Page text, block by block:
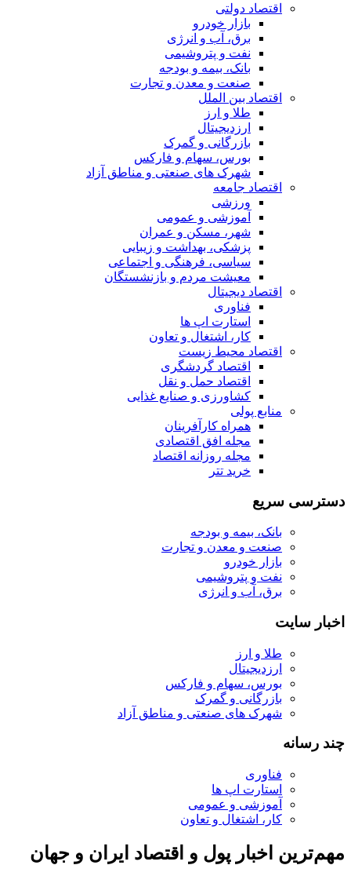
اقتصاد دولتی
بازار خودرو
برق، آب و انرژی
نفت و پتروشیمی
بانک، بیمه و بودجه
صنعت و معدن و تجارت
اقتصاد بین الملل
طلا و ارز
ارزدیجیتال
بازرگانی و گمرک
بورس، سهام و فارکس
شهرک های صنعتی و مناطق آزاد
اقتصاد جامعه
ورزشی
آموزشی و عمومی
شهر، مسکن و عمران
پزشکی، بهداشت و زیبایی
سیاسی، فرهنگی و اجتماعی
معیشت مردم و بازنشستگان
اقتصاد دیجیتال
فناوری
استارت اپ ها
کار، اشتغال و تعاون
اقتصاد محیط زیست
اقتصاد گردشگری
اقتصاد حمل و نقل
کشاورزی و صنایع غذایی
منابع پولی
همراه کارآفرینان
مجله افق اقتصادی
مجله روزانه اقتصاد
خرید تتر
دسترسی سریع
بانک، بیمه و بودجه
صنعت و معدن و تجارت
بازار خودرو
نفت و پتروشیمی
برق، آب و انرژی
اخبار سایت
طلا و ارز
ارزدیجیتال
بورس، سهام و فارکس
بازرگانی و گمرک
شهرک های صنعتی و مناطق آزاد
چند رسانه
فناوری
استارت اپ ها
آموزشی و عمومی
کار، اشتغال و تعاون
مهم‌ترین اخبار پول و اقتصاد ایران و جهان